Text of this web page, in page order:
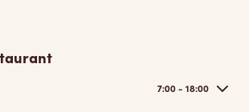
7:00 - 18:00